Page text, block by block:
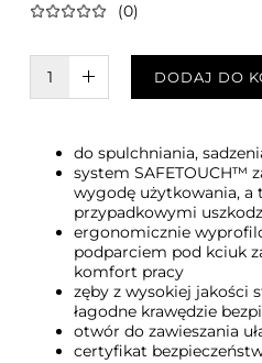
(0)
W KOSZYKU :)
DODAJ DO
do spulchniania,
system SAFETOUCH™
wygodę użytkowania, a
przypadkowymi
ergonomicznie
podparciem pod kciuk
komfort pracy
zęby z wysokiej jakości
łagodne krawędzie
otwór do zawieszania
certyfikat